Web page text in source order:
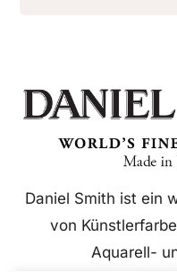
Daniel Smith ist ein
von
Aquarell-